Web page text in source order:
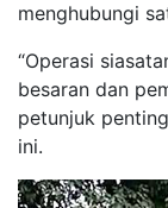
menghubungi
“Operasi
besaran dan
petunjuk
ini.